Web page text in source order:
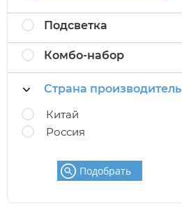
Подсветка
Комбо-набор
Страна производитель
Китай
Россия
Подобрать